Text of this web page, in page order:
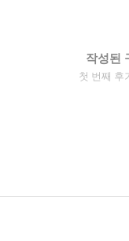
작성된
첫 번째 후